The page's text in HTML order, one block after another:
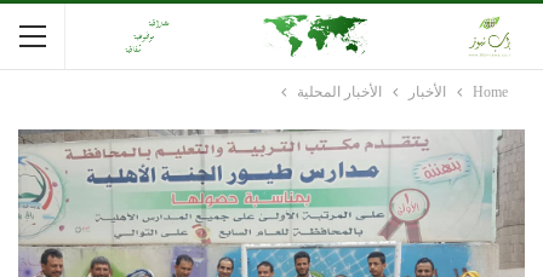
Home الأخبار الأخبار المحلية